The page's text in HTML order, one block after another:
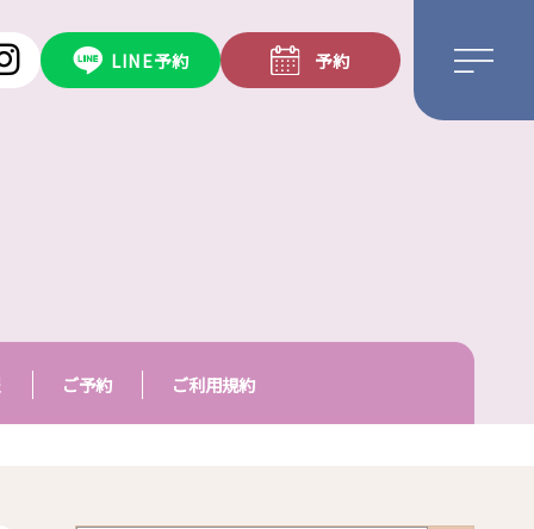
LINE予約 予約
ご予約 ご利用規約